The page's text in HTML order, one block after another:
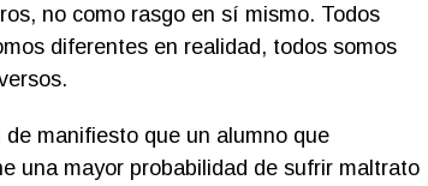
no como rasgo en sí mismo. Todos
diferentes en realidad, todos somos
manifiesto que un alumno que
una mayor probabilidad de sufrir maltrato